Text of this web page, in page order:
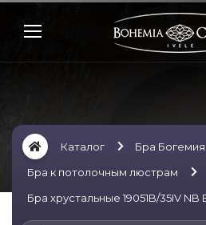
Каталог
Бра Богемия
Бра к потолочным люстрам
Бра хрустальные 19051B/35IV